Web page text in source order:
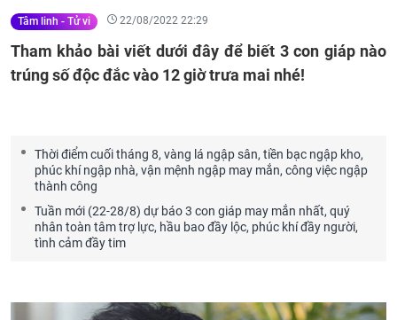
Tâm linh - Tử vi 22/08/2022 22:29
Tham khảo bài viết dưới đây để biết 3 con giáp nào
trúng số độc đắc vào 12 giờ trưa mai nhé!
Thời điểm cuối tháng 8, vàng lá ngập sân, tiền bạc ngập kho,
phúc khí ngập nhà, vận mệnh ngập may mắn, công việc ngập
thành công
Tuần mới (22-28/8) dự báo 3 con giáp may mắn nhất, quý
nhân toàn tâm trợ lực, hầu bao đầy lộc, phúc khí đầy người,
tình cảm đầy tim